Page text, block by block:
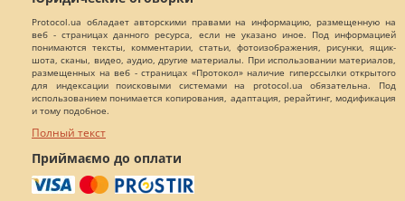
Protocol.ua обладает авторскими правами на информацию, размещенную на
веб - страницах данного ресурса, если не указано иное. Под информацией
понимаются тексты, комментарии, статьи, фотоизображения, рисунки, ящик-
шота, сканы, видео, аудио, другие материалы. При использовании материалов,
размещенных на веб - страницах «Протокол» наличие гиперссылки открытого
для индексации поисковыми системами на protocol.ua обязательна. Под
использованием понимается копирования, адаптация, рерайтинг, модификация
и тому подобное.
Полный текст
Приймаємо до оплати